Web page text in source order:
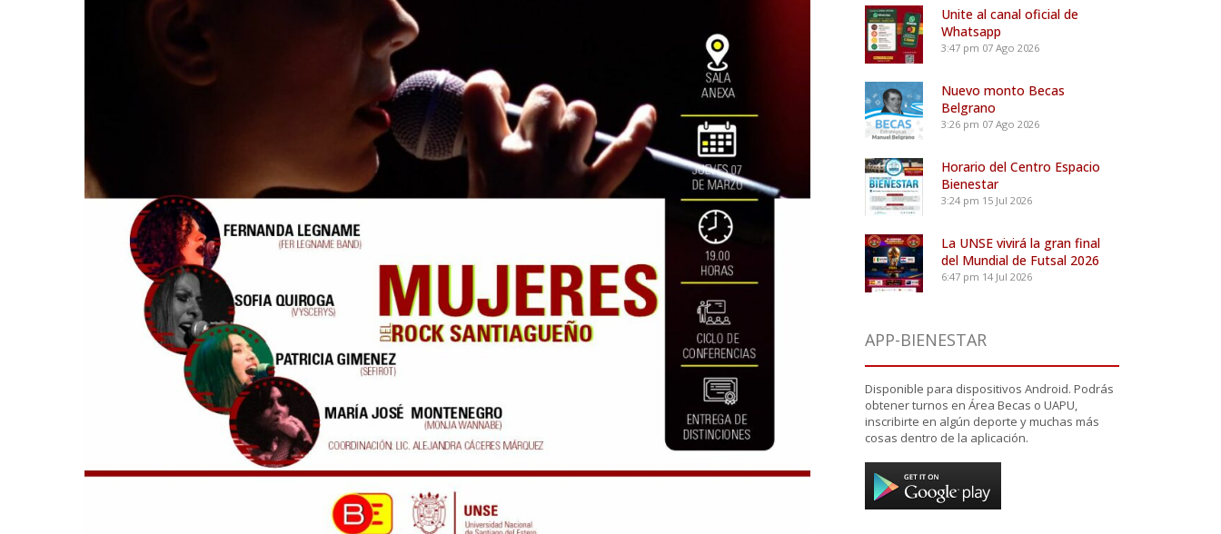
Unite al canal oficial de
Whatsapp
3:47 pm 07 Ago 2026
Nuevo monto Becas
Belgrano
3:26 pm 07 Ago 2026
Horario del Centro Espacio
Bienestar
3:24 pm 15 Jul 2026
La UNSE vivirá la gran final
del Mundial de Futsal 2026
6:47 pm 14 Jul 2026
APP-BIENESTAR
Disponible para dispositivos Android. Podrás
obtener turnos en Área Becas o UAPU,
inscribirte en algún deporte y muchas más
cosas dentro de la aplicación.